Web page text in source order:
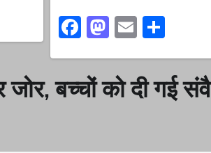
Facebook
Mastodon
EmailShare
जोर, बच्चों को दी गई